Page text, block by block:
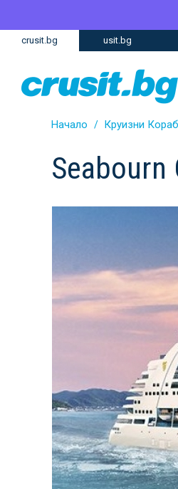
Премини
съдържание
Премини
crusit.bg usit.bg
Начало Круизни
Seabourn